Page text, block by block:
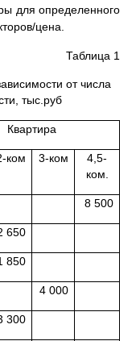
для определенного
цена.
Таблица 1
от числа
тыс.руб
Квартира
ком 3-ком
4,5-
ком.
8 500
650
850
4 000
300